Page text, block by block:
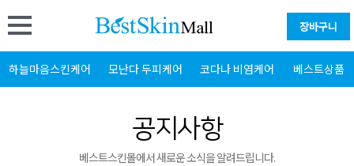
장바구니
하늘마음스킨케어 모난다 두피케어 코다나 비염케어 베스트상품
공지사항
베스트스킨몰에서 새로운 소식을 알려드립니다.